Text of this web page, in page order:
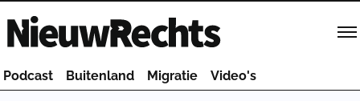
Homepage van NieuwRechts
Podcast Buitenland Migratie Video's